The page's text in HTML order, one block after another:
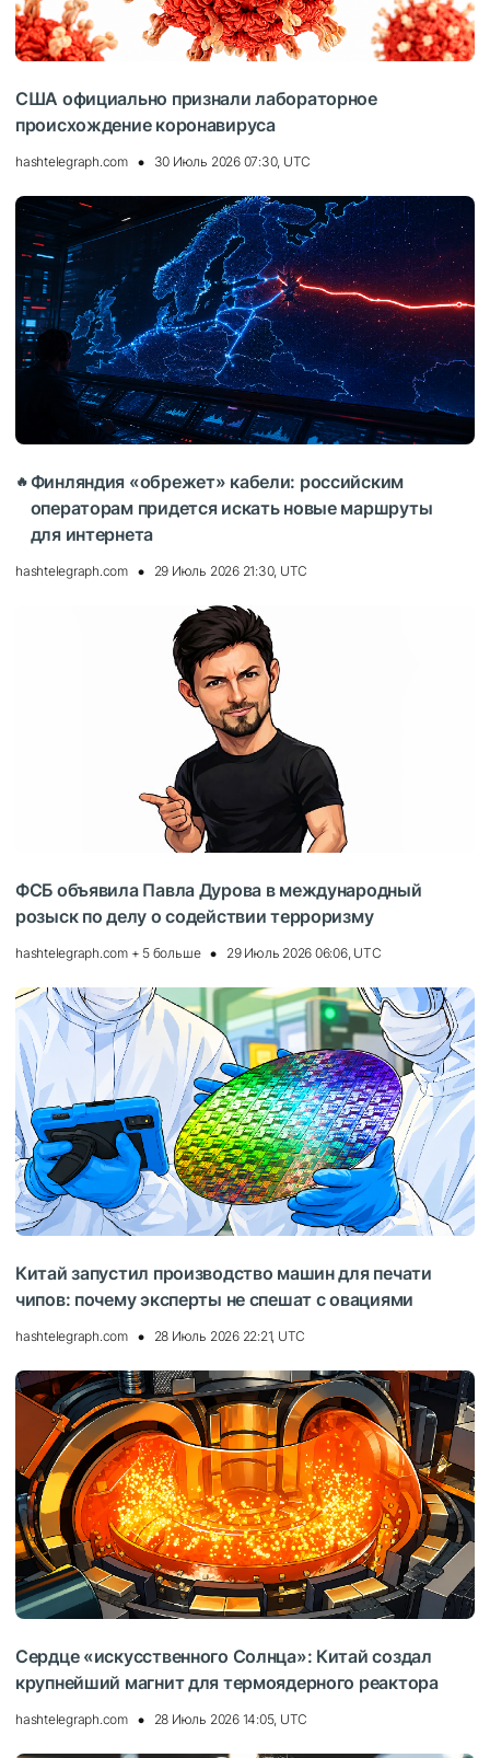
США официально признали лабораторное
происхождение коронавируса
hashtelegraph.com 30 Июль 2026 07:30, UTC
🔥 Финляндия «обрежет» кабели: российским
операторам придется искать новые маршруты
для интернета
hashtelegraph.com 29 Июль 2026 21:30, UTC
ФСБ объявила Павла Дурова в международный
розыск по делу о содействии терроризму
hashtelegraph.com + 5 больше 29 Июль 2026 06:06, UTC
Китай запустил производство машин для печати
чипов: почему эксперты не спешат с овациями
hashtelegraph.com 28 Июль 2026 22:21, UTC
Сердце «искусственного Солнца»: Китай создал
крупнейший магнит для термоядерного реактора
hashtelegraph.com 28 Июль 2026 14:05, UTC